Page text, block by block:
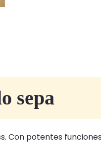
sepa
Con potentes